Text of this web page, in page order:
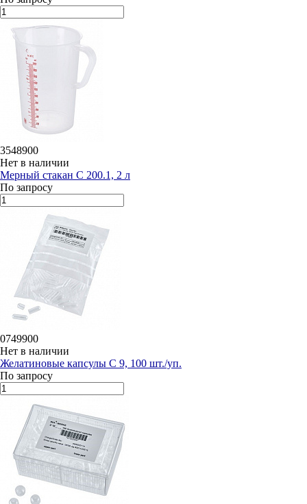
3548900
Нет в наличии
Мерный стакан C 200.1, 2 л
По запросу
0749900
Нет в наличии
Желатиновые капсулы C 9, 100 шт./уп.
По запросу